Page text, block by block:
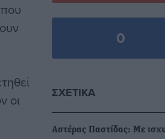
οι
0
ΣΧΕΤΙΚΆ
Αστέρας Παστίδας: Με